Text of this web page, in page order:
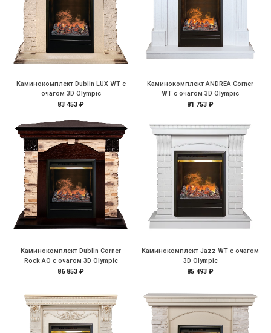
Каминокомплект Dublin LUX WT с
очагом 3D Olympic
83 453 ₽
Каминокомплект ANDREA Corner
WT c очагом 3D Olympic
81 753 ₽
Каминокомплект Dublin Corner
Rock AO с очагом 3D Olympic
86 853 ₽
Каминокомплект Jazz WT c очагом
3D Olympic
85 493 ₽